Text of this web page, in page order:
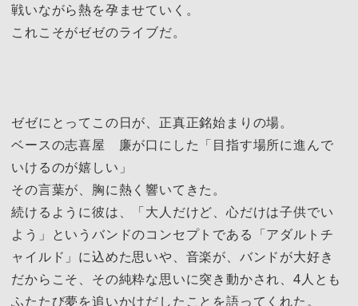
戦いながら熱を孕ませていく。
これこそがゼゼのライブだ。
ゼゼにとってこの日が、正真正銘始まりの場。
ベースの志喜屋 廉が口にした「目指す場所に進んで
いけるのが嬉しい」
その言葉が、胸に熱く響いてきた。
続けるように彼は、「大人だけど、心だけは子供でい
よう」というバンドのコンセプトである「アダルトチ
ャイルド」に込めた思いや、音楽が、バンドが大好き
だからこそ、その純粋な思いに突き動かされ、4人とも
ふたたび夢を追いかけだしたことを語ってくれた。